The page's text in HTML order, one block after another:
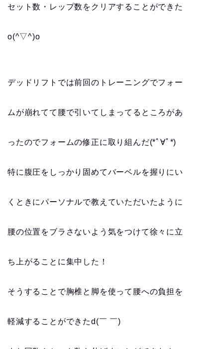
セット数・レップ数をクリアすることができた
o(^▽^)o
デッドリフトでは前回のトレーニングでフォー
ムが崩れてて腰で引いてしまってるところがあ
ったのでフォームの修正に取り組んだ(*ﾟ∀ﾟ*)
特に腹圧をしっかり固めてバーベルを握りにい
くときにパーソナルで教えていただいたように
腰の位置をブラさないよう気をつけて徐々に立
ち上がることに集中した！
そうすることで胸椎と脚を使って腰への負担を
軽減することができたd(￣ ￣)